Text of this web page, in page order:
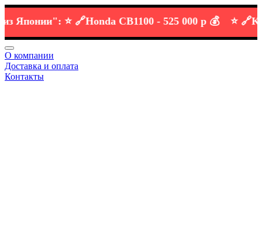
⭐️ 🔗 Honda CB1100 -525 000 р 💰 ⭐️ 🔗 KTM
О компании
Доставка и оплата
Контакты